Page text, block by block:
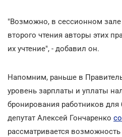
"Возможно, в сессионном
второго чтения авторы этих
их учтение", - добавил он.
Напомним, раньше в
уровень зарплаты и уплаты
бронирования работников
депутат Алексей Гончаренко
рассматривается